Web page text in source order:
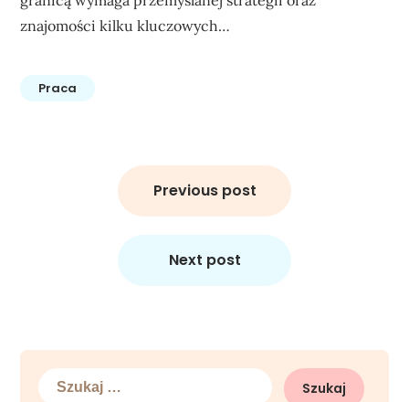
znajomości kilku kluczowych…
Praca
Previous post
Next post
Szukaj: